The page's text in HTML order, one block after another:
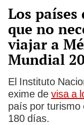
Los
que no
viajar a
Mundial
El Instituto
exime de visa a
país por turismo
180 días.